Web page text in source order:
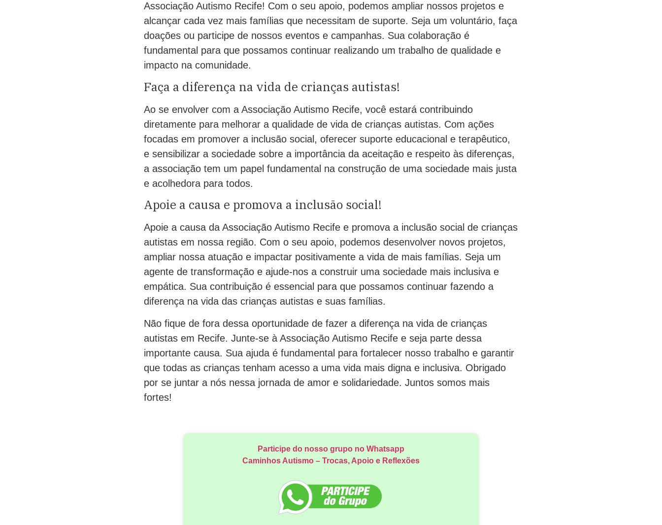
Associação Autismo Recife! Com o seu apoio, podemos ampliar nossos projetos e
alcançar cada vez mais famílias que necessitam de suporte. Seja um voluntário, faça
doações ou participe de nossos eventos e campanhas. Sua colaboração é
fundamental para que possamos continuar realizando um trabalho de qualidade e
impacto na comunidade.
Faça a diferença na vida de crianças autistas!
Ao se envolver com a Associação Autismo Recife, você estará contribuindo
diretamente para melhorar a qualidade de vida de crianças autistas. Com ações
focadas em promover a inclusão social, oferecer suporte educacional e terapêutico,
e sensibilizar a sociedade sobre a importância da aceitação e respeito às diferenças,
a associação tem um papel fundamental na construção de uma sociedade mais justa
e acolhedora para todos.
Apoie a causa e promova a inclusão social!
Apoie a causa da Associação Autismo Recife e promova a inclusão social de crianças
autistas em nossa região. Com o seu apoio, podemos desenvolver novos projetos,
ampliar nossa atuação e impactar positivamente a vida de mais famílias. Seja um
agente de transformação e ajude-nos a construir uma sociedade mais inclusiva e
empática. Sua contribuição é essencial para que possamos continuar fazendo a
diferença na vida das crianças autistas e suas famílias.
Não fique de fora dessa oportunidade de fazer a diferença na vida de crianças
autistas em Recife. Junte-se à Associação Autismo Recife e seja parte dessa
importante causa. Sua ajuda é fundamental para fortalecer nosso trabalho e garantir
que todas as crianças tenham acesso a uma vida mais digna e inclusiva. Obrigado
por se juntar a nós nessa jornada de amor e solidariedade. Juntos somos mais
fortes!
Participe do nosso grupo no Whatsapp
Caminhos Autismo – Trocas, Apoio e Reflexões